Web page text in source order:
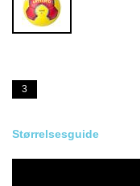
3
Størrelsesguide